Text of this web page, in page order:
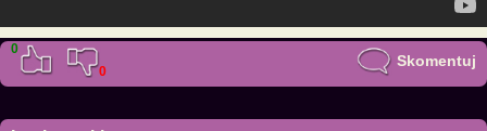
0
0
Skomentuj